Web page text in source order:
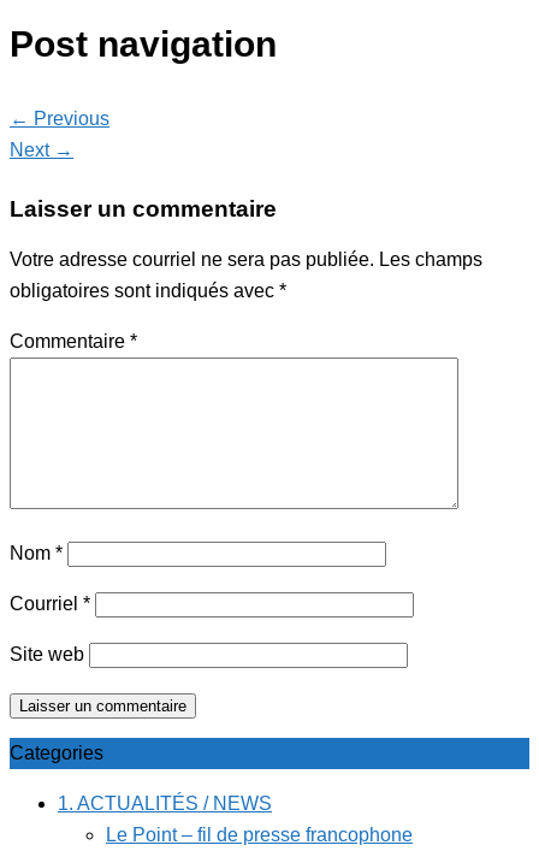
Post navigation
← Previous
Next →
Laisser un commentaire
Votre adresse courriel ne sera pas publiée. Les champs
obligatoires sont indiqués avec *
Commentaire *
Nom *
Courriel *
Site web
Categories
1. ACTUALITÉS / NEWS
Le Point – fil de presse francophone